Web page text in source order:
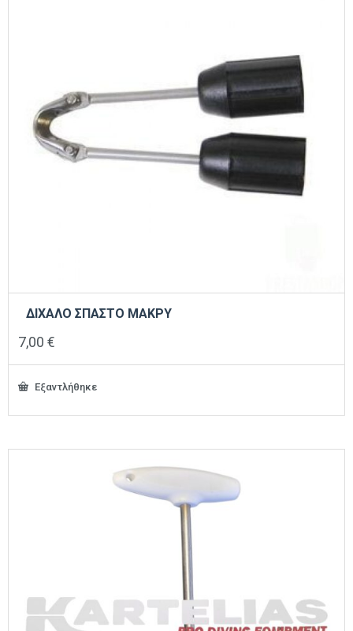
ΔΙΧΑΛΟ ΣΠΑΣΤΟ ΜΑΚΡΥ
7,00 €
Εξαντλήθηκε